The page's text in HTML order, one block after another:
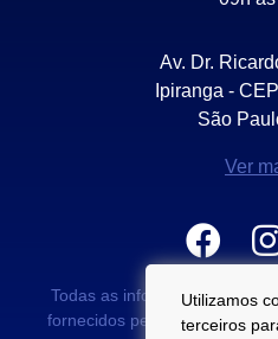
Av. Dr.
Ipiranga -
São
Ver
Todas as informações e
fornecidos pelos proprietários
Utilizamos
terceiros